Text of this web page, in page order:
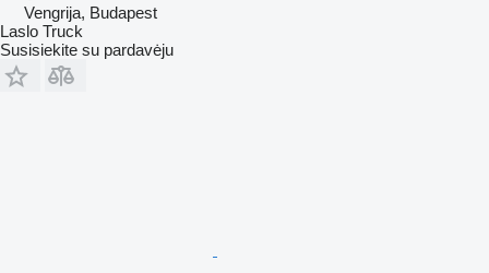
Vengrija, Budapest
Laslo Truck
Susisiekite su pardavėju